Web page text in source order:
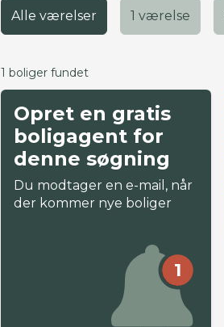
Alle værelser 1 værelse
1 boliger fundet
Opret en gratis
boligagent for
denne søgning
Du modtager en e-mail, når
der kommer nye boliger
1